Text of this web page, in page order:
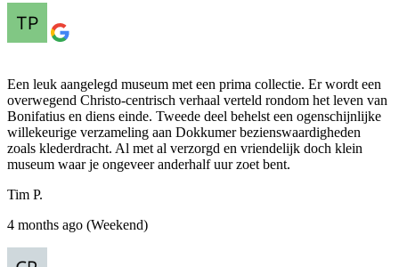
Een leuk aangelegd museum met een prima collectie. Er wordt een
overwegend Christo-centrisch verhaal verteld rondom het leven van
Bonifatius en diens einde. Tweede deel behelst een ogenschijnlijke
willekeurige verzameling aan Dokkumer bezienswaardigheden
zoals klederdracht. Al met al verzorgd en vriendelijk doch klein
museum waar je ongeveer anderhalf uur zoet bent.
Tim P.
4 months ago (Weekend)